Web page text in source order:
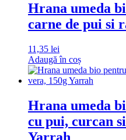
Hrana umeda
carne de pui si
11,35 lei
Adaugă în coș
Hrana umeda
cu pui, curcan